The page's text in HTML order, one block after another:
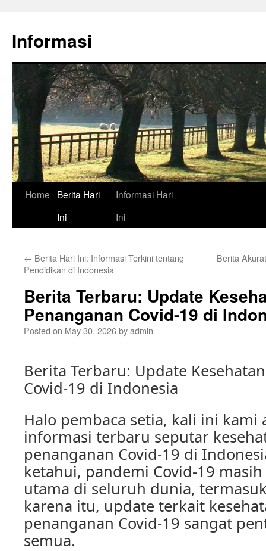
content
Informasi
Home
Berita Hari
Ini
Informasi Hari
Ini
← Berita Hari Ini: Informasi Terkini tentang
Pendidikan di Indonesia
Berita
Berita Terbaru: Update
Penanganan Covid-19 di
Posted on May 30, 2026byadmin
Berita Terbaru: Update
Covid-19 di Indonesia
Halo pembaca setia, kali ini
informasi terbaru seputar
penanganan Covid-19 di
ketahui, pandemi Covid-19
utama di seluruh dunia,
karena itu, update terkait
penanganan Covid-19 sangat
semua.